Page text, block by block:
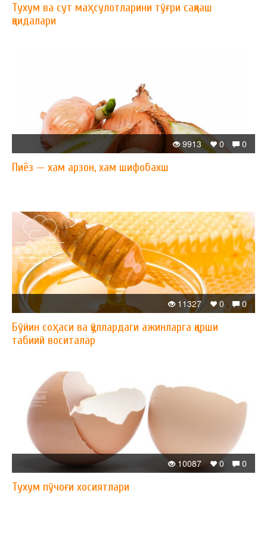
Тухум ва сут маҳсулотларини тўғри сақлаш
қоидалари
0
0
9913
Пиёз — xам арзон, xам шифобахш
0
0
11327
Бўйин соҳаси ва қўллардаги ажинларга қарши
табиий воситалар
0
0
10087
Тухум пўчоғи хосиятлари